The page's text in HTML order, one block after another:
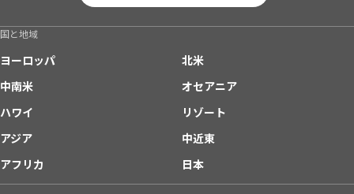
国と地域
ヨーロッパ
北米
中南米
オセアニア
ハワイ
リゾート
アジア
中近東
アフリカ
日本